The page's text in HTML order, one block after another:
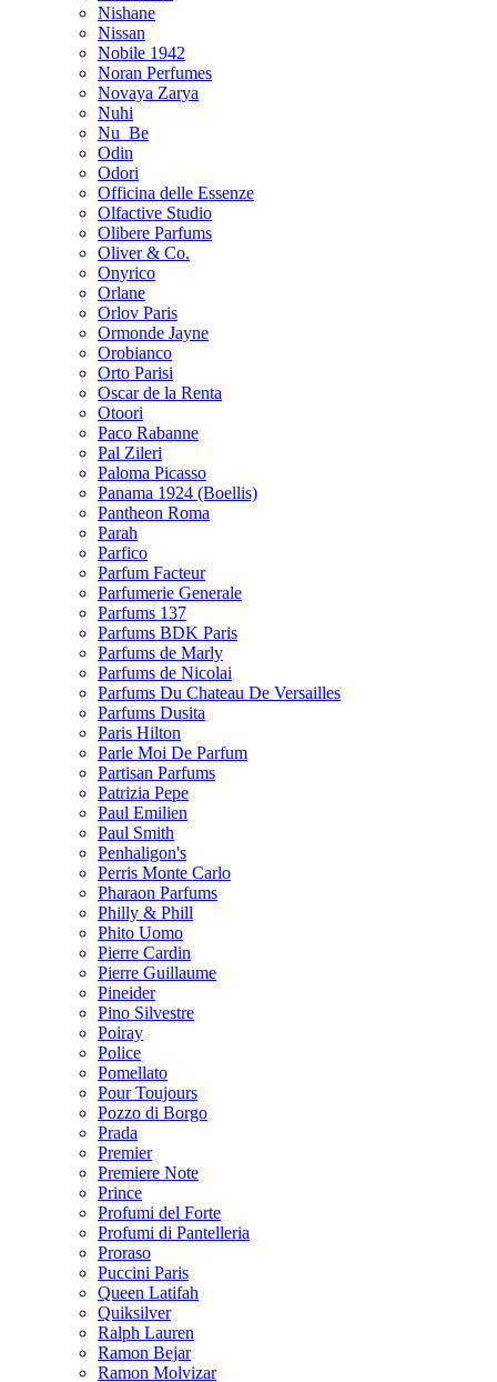
Nishane
Nissan
Nobile 1942
Noran Perfumes
Novaya Zarya
Nuhi
Nu_Be
Odin
Odori
Officina delle Essenze
Olfactive Studio
Olibere Parfums
Oliver & Co.
Onyrico
Orlane
Orlov Paris
Ormonde Jayne
Orobianco
Orto Parisi
Oscar de la Renta
Otoori
Paco Rabanne
Pal Zileri
Paloma Picasso
Panama 1924 (Boellis)
Pantheon Roma
Parah
Parfico
Parfum Facteur
Parfumerie Generale
Parfums 137
Parfums BDK Paris
Parfums de Marly
Parfums de Nicolai
Parfums Du Chateau De Versailles
Parfums Dusita
Paris Hilton
Parle Moi De Parfum
Partisan Parfums
Patrizia Pepe
Paul Emilien
Paul Smith
Penhaligon's
Perris Monte Carlo
Pharaon Parfums
Philly & Phill
Phito Uomo
Pierre Cardin
Pierre Guillaume
Pineider
Pino Silvestre
Poiray
Police
Pomellato
Pour Toujours
Pozzo di Borgo
Prada
Premier
Premiere Note
Prince
Profumi del Forte
Profumi di Pantelleria
Proraso
Puccini Paris
Queen Latifah
Quiksilver
Ralph Lauren
Ramon Bejar
Ramon Molvizar